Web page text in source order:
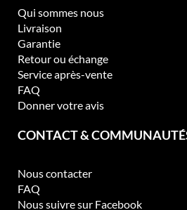
Qui sommes nous
Livraison
Garantie
Retour ou échange
Service après-vente
FAQ
Donner votre avis
CONTACT &
Nous contacter
FAQ
Nous suivre sur Facebook